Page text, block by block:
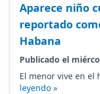
Aparece niño
reportado
Habana
Publicado el
El menor vive en el
leyendo »